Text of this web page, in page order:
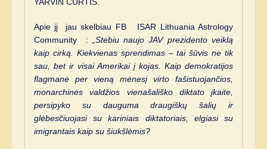
YARVIN CURTIS.
Apie jį jau skelbiau FB ISAR Lithuania Astrology
Community : „Stebiu naujo JAV prezidento veiklą
kaip cirką. Kiekvienas sprendimas – tai šūvis ne tik
sau, bet ir visai Amerikai į kojas. Kaip demokratijos
flagmanė per vieną mėnesį virto fašistuojančios,
monarchinės valdžios vienašališko diktato įkaite,
persipyko su dauguma draugiškų šalių ir
glėbesčiuojasi su kariniais diktatoriais, elgiasi su
imigrantais kaip su šiukšlėmis?